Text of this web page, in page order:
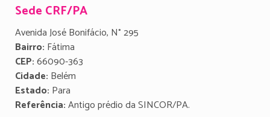
Sede CRF/PA
Avenida José Bonifácio, N° 295
Bairro: Fátima
CEP:66090-363
Cidade: Belém
Estado: Para
Referência:Antigo prédio da SINCOR/PA.